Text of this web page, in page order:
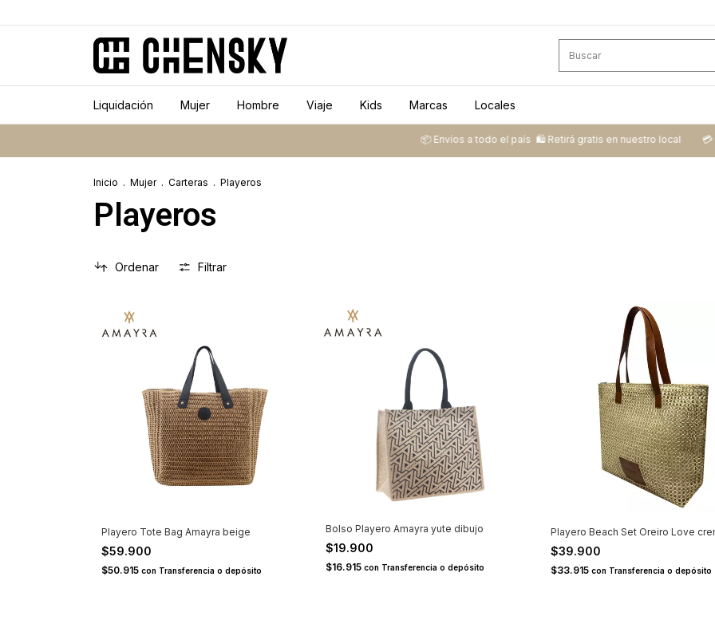
Liquidación Mujer Hombre Viaje Kids Marcas Locales
📦 ​Envíos a todo el país ​ 🛍️​ Retirá gratis en nuestro local 💳​
Inicio . Mujer . Carteras . Playeros
Playeros
Ordenar Filtrar
Playero Tote Bag Amayra beige
$59.900
$50.915 con Transferencia o depósito
Bolso Playero Amayra yute dibujo
$19.900
$16.915con Transferencia o depósito
Playero Beach Set Oreiro Love
$39.900
$33.915 con Transferencia o depósito